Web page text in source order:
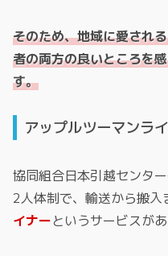
そのため、地域に愛され
者の両方の良いところを
す。
アップルツーマンラ
協同組合日本引越センタ
2人体制で、輸送から搬入
イナーというサービスがあ